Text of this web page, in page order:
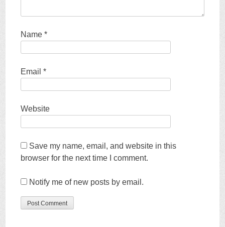
Name *
Email *
Website
Save my name,email ,and website in this
browser for the next time I comment.
Notify me of new posts by email .